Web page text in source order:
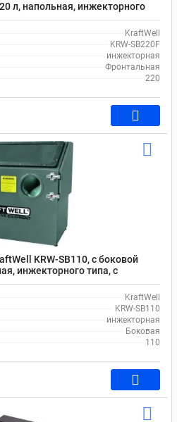
л, напольная, инжекторного
6-8 бар
KraftWell
KRW-SB220F
инжекторная
Фронтальная
220
KRW-SB110, с боковой
инжекторного типа, с
KraftWell
KRW-SB110
инжекторная
Боковая
110